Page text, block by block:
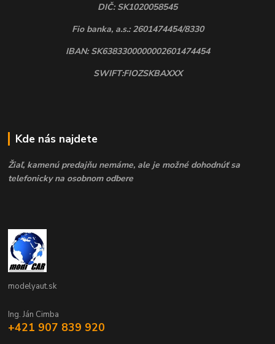
DIČ: SK1020058545
Fio banka, a.s.: 2601474454/8330
IBAN: SK6383300000002601474454
SWIFT:FIOZSKBAXXX
Kde nás najdete
Žiaľ, kamenú predajňu nemáme, ale je možné dohodnúť sa
telefonicky na osobnom odbere
modelyaut.sk
Ing. Ján Cimba
+421 907 839 920